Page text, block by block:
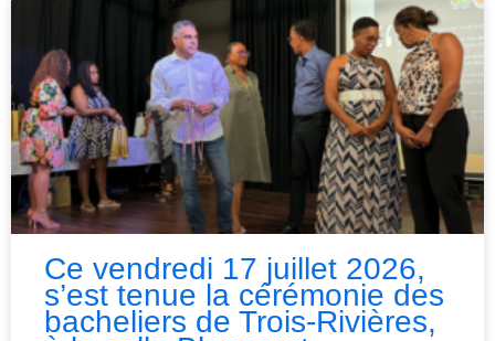
Ce vendredi 17 juillet 2026,
s’est tenue la cérémonie des
bacheliers de Trois-Rivières,